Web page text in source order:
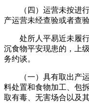
（四）运营未按进行
产运营未经查验或者查
处所人平易近未履行
沉食物平安现患的，上
务约谈。
（一）具有取出产运
料处置和食物加工、包
取有毒、无害场合以及